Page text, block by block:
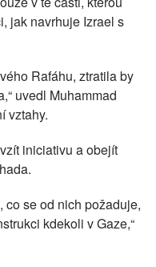
jak navrhuje Izrael s
Rafáhu, ztratila by
uvedl Muhammad
vztahy.
iniciativu a obejít
co se od nich požaduje,
kdekoli v Gaze,“